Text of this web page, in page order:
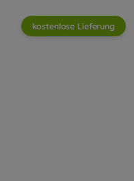
kostenlose Lieferung